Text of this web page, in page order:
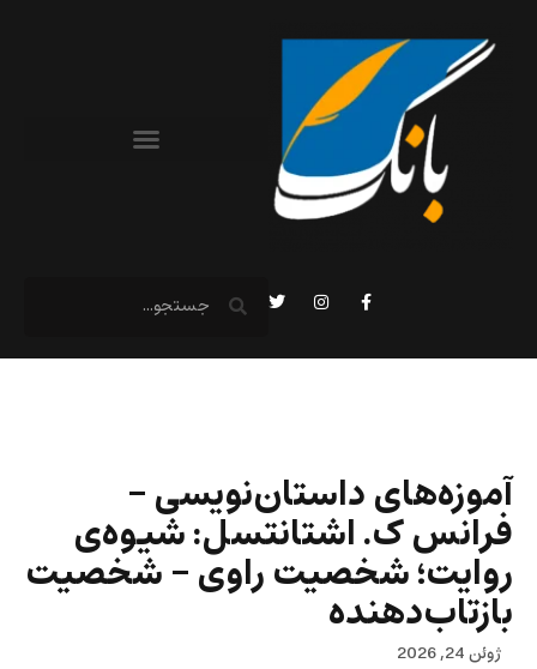
آموزه‌های داستان‌نویسی –
فرانس ک. اشتانتسل: شیوه‌ی
روایت؛ شخصیت راوی – شخصیت
بازتاب‌دهنده
ژوئن 24, 2026